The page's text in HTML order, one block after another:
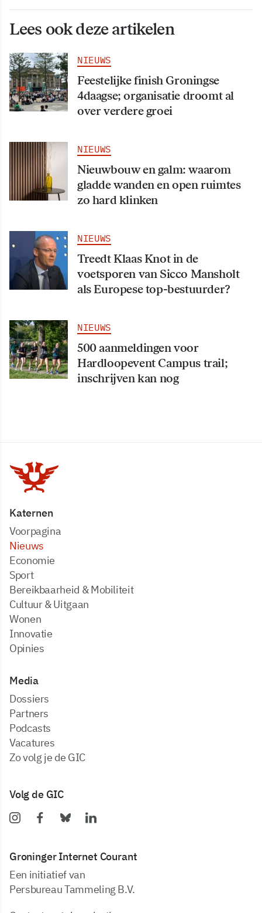
Lees ook deze artikelen
NIEUWS
Feestelijke finish Groningse
4daagse; organisatie droomt al
over verdere groei
NIEUWS
Nieuwbouw en galm: waarom
gladde wanden en open ruimtes
zo hard klinken
NIEUWS
Treedt Klaas Knot in de
voetsporen van Sicco Mansholt
als Europese top-bestuurder?
NIEUWS
500 aanmeldingen voor
Hardloopevent Campus trail;
inschrijven kan nog
Katernen
Voorpagina
Nieuws
Economie
Sport
Bereikbaarheid & Mobiliteit
Cultuur & Uitgaan
Wonen
Innovatie
Opinies
Media
dossiers
partners
podcasts
vacatures
zo volg je de GIC
Volg de GIC
Groninger Internet Courant
Een initiatief van
Persbureau Tammeling B.V.